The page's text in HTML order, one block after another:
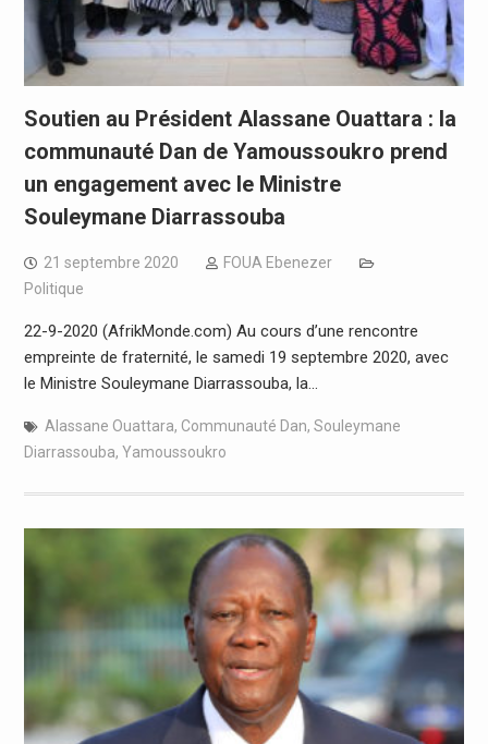
Soutien au Président Alassane Ouattara : la
communauté Dan de Yamoussoukro prend
un engagement avec le Ministre
Souleymane Diarrassouba
21 septembre 2020
FOUA Ebenezer
Politique
22-9-2020 (AfrikMonde.com) Au cours d’une rencontre
empreinte de fraternité, le samedi 19 septembre 2020, avec
le Ministre Souleymane Diarrassouba, la…
Alassane Ouattara, Communauté Dan, Souleymane
Diarrassouba, Yamoussoukro